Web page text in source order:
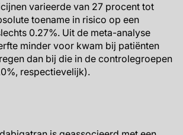
varieerde van 27 procent tot
toename in risico op een
0.27%. Uit de meta-analyse
minder voor kwam bij patiënten
dan bij die in de controlegroepen
respectievelijk).